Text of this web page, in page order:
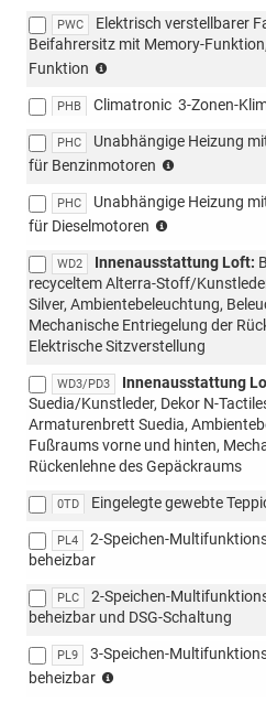
PWC
Elektrisch verstellbarer
Beifahrersitz mit Memory-
Funktion
PST/PSU
nur
mit
kombinierbar)
PHB Climatronic  3-Zonen-
PHC
Unabhängige Heizung
für Benzinmotoren
mit
PHC
Unabhängige Heizung
für Dieselmotoren
mit
Loft
WD2 Innenausstattung Loft:
recyceltem Alterra-Stoff/
Silver, Ambientebeleuchtung,
Mechanische Entriegelung der
Elektrische Sitzverstellung
WD3/PD3 Innenausstattung
Suedia/Kunstleder, Dekor N-
Armaturenbrett Suedia,
Fußraums vorne und hinten,
Rückenlehne des Gepäckraums
0TD Eingelegte gewebte
PL4
2-Speichen-
beheizbar
PLC
2-Speichen-
beheizbar und DSG-Schaltung
PL9
3-Speichen-
beheizbar